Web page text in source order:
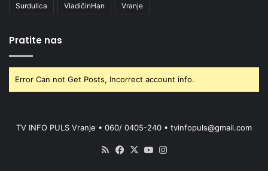
Surdulica VladičinHan Vranje
Pratite nas
Error Can not Get Posts, Incorrect account info.
TV INFO PULS Vranje • 060/ 0405-240 • tvinfopuls@gmail.com
RSS Facebook
X YouTube